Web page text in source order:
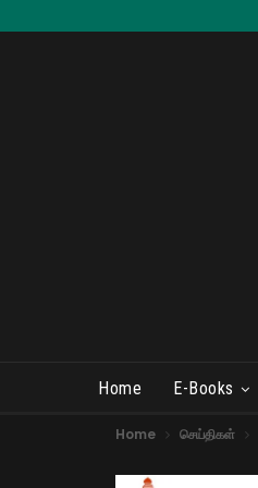
Home E-Books
Home செய்திகள்